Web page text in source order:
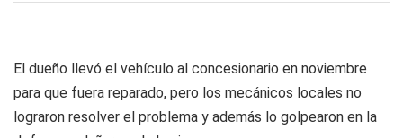
El dueño llevó el vehículo al concesionario en noviembre
para que fuera reparado, pero los mecánicos locales no
lograron resolver el problema y además lo golpearon en la